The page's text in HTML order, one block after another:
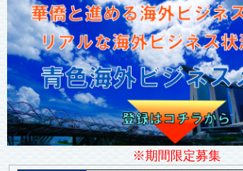
※期間限定募集